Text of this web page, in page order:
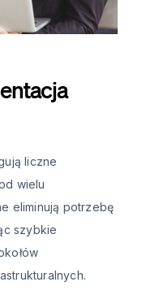
liczne
wielu
eliminują potrzebę
szybkie